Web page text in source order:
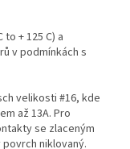
+ 125 C) a
v podmínkách s
velikosti #16, kde
až 13A. Pro
se zlaceným
niklovaný.